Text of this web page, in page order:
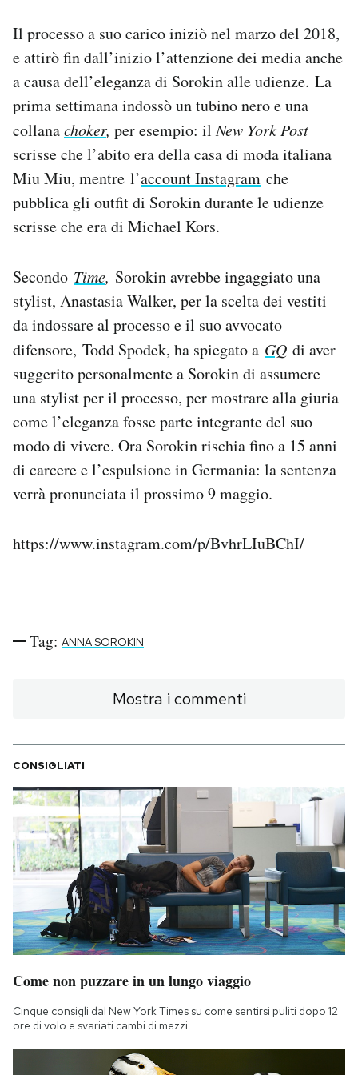
Il processo a suo carico iniziò nel marzo del 2018,
e attirò fin dall’inizio l’attenzione dei media anche
a causa dell’eleganza di Sorokin alle udienze. La
prima settimana indossò un tubino nero e una
collanachoker, per esempio: ilNew York Post
scrisse che l’abito era della casa di moda italiana
Miu Miu, mentre l’account Instagram che
pubblica gli outfit di Sorokin durante le udienze
scrisse che era di Michael Kors.
Secondo Time, Sorokin avrebbe ingaggiato una
stylist, Anastasia Walker, per la scelta dei vestiti
da indossare al processo e il suo avvocato
difensore, Todd Spodek, ha spiegato a GQ di aver
suggerito personalmente a Sorokin di assumere
una stylist per il processo, per mostrare alla giuria
come l’eleganza fosse parte integrante del suo
modo di vivere. Ora Sorokin rischia fino a 15 anni
di carcere e l’espulsione in Germania: la sentenza
verrà pronunciata il prossimo 9 maggio.
https://www.instagram.com/p/BvhrLIuBChI/
Tag: ANNA SOROKIN
Mostra i commenti
CONSIGLIATI
Come non puzzare in un lungo viaggio
Cinque consigli dal New York Times su come sentirsi puliti dopo 12
ore di volo e svariati cambi di mezzi